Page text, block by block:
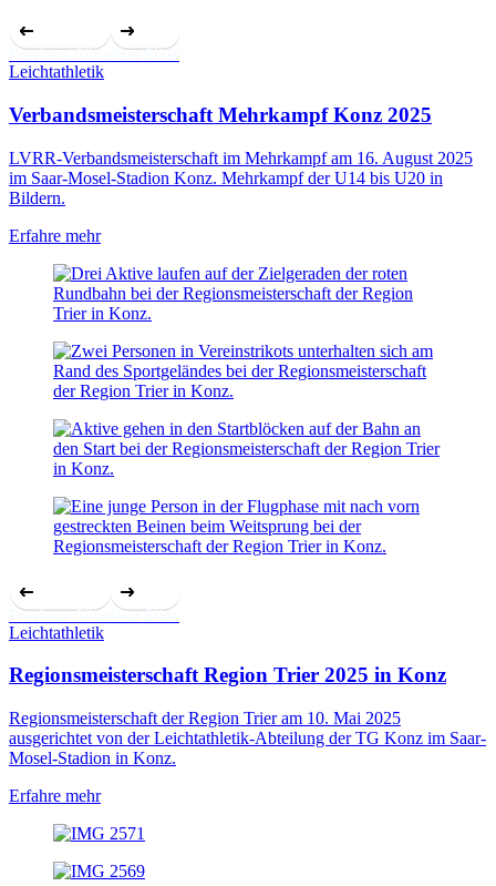
Previous Slide Next Slide
Leichtathletik
Verbandsmeisterschaft Mehrkampf Konz 2025
LVRR-Verbandsmeisterschaft im Mehrkampf am 16. August 2025
im Saar-Mosel-Stadion Konz. Mehrkampf der U14 bis U20 in
Bildern.
Erfahre mehr
Previous Slide Next Slide
Leichtathletik
Regionsmeisterschaft Region Trier 2025 in Konz
Regionsmeisterschaft der Region Trier am 10. Mai 2025
ausgerichtet von der Leichtathletik-Abteilung der TG Konz im Saar-
Mosel-Stadion in Konz.
Erfahre mehr